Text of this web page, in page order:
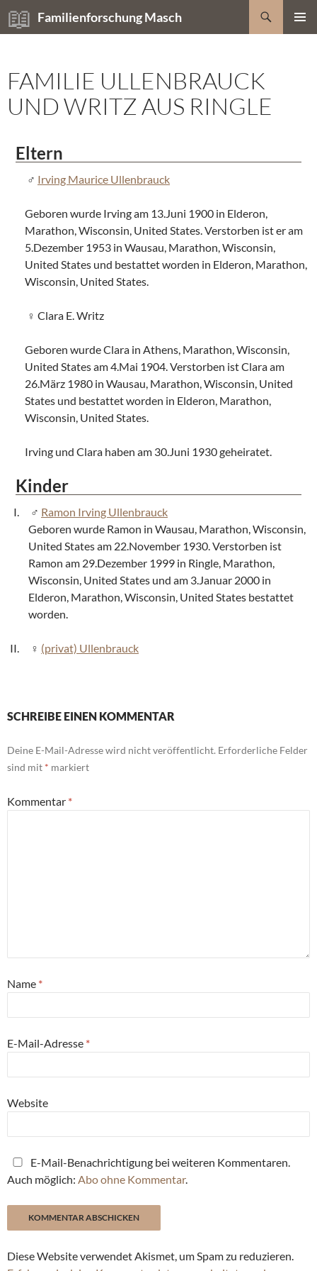
Zum
Inhalt
Familienforschung Masch
Suchen
FAMILIE ULLENBRAUCK
UND WRITZ AUS RINGLE
Eltern
Irving Maurice Ullenbrauck
Geboren wurde Irving am 13.Juni 1900 in Elderon,
Marathon, Wisconsin, United States. Verstorben ist er am
5.Dezember 1953 in Wausau, Marathon, Wisconsin,
United States und bestattet worden in Elderon, Marathon,
Wisconsin, United States.
Clara E. Writz
Geboren wurde Clara in Athens, Marathon, Wisconsin,
United States am 4.Mai 1904. Verstorben ist Clara am
26.März 1980 in Wausau, Marathon, Wisconsin, United
States und bestattet worden in Elderon, Marathon,
Wisconsin, United States.
Irving und Clara haben am 30.Juni 1930 geheiratet.
Kinder
Ramon Irving Ullenbrauck
Geboren wurde Ramon in Wausau, Marathon, Wisconsin,
United States am 22.November 1930. Verstorben ist
Ramon am 29.Dezember 1999 in Ringle, Marathon,
Wisconsin, United States und am 3.Januar 2000 in
Elderon, Marathon, Wisconsin, United States bestattet
worden.
(privat) Ullenbrauck
SCHREIBE EINEN KOMMENTAR
Deine E-Mail-Adresse wird nicht veröffentlicht. Erforderliche Felder
sind mit * markiert
Kommentar *
Name *
E-Mail-Adresse *
Website
E-Mail-Benachrichtigung bei weiteren Kommentaren.
Auch möglich: Abo ohne Kommentar.
Diese Website verwendet Akismet, um Spam zu reduzieren.